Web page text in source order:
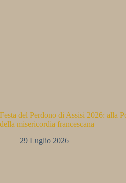
Festa del Perdono di Assisi 2026: alla
della misericordia francescana
29 Luglio 2026